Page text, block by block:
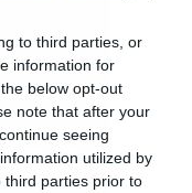
to third parties, or
information for
below opt-out
note that after your
seeing
utilized by
third parties prior to
πολλές
κομμάτια είναι
πιο απλωμένα